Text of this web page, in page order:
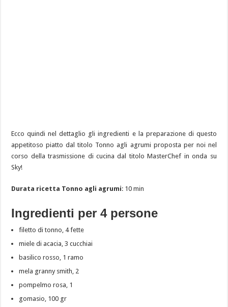
Ecco quindi nel dettaglio gli ingredienti e la preparazione di questo
appetitoso piatto dal titolo Tonno agli agrumi proposta per noi nel
corso della trasmissione di cucina dal titolo MasterChef in onda su
Sky!
Durata ricetta Tonno agli agrumi: 10 min
Ingredienti per 4 persone
filetto di tonno, 4 fette
miele di acacia, 3 cucchiai
basilico rosso, 1 ramo
mela granny smith, 2
pompelmo rosa, 1
gomasio, 100 gr